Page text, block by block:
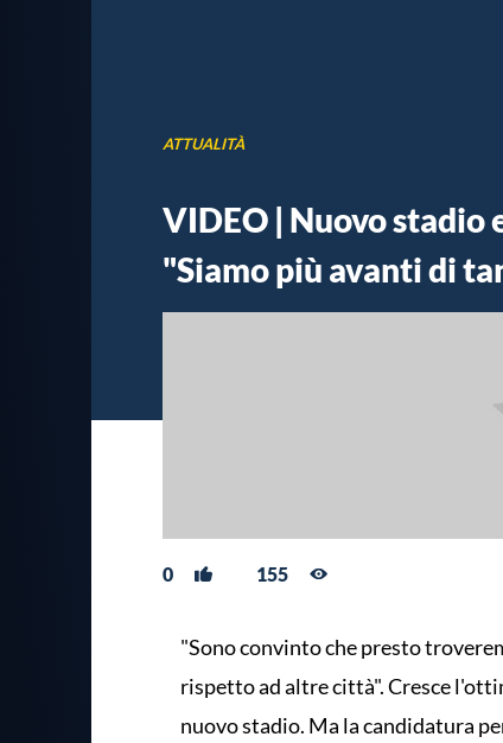
ATTUALITÀ
VIDEO | Nuovo stadio
"Siamo più avanti di
0 155
"Sono convinto che presto
rispetto ad altre città". Cresce
nuovo stadio. Ma la candidatura